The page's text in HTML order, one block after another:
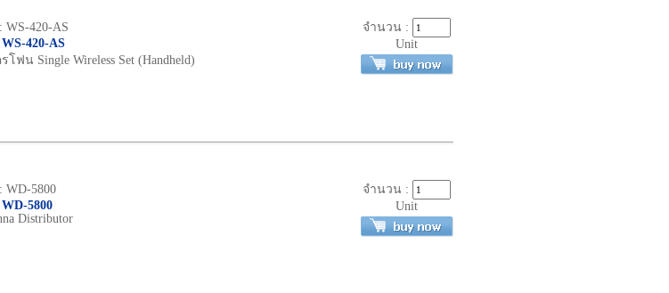
WS-420-AS
420-AS
โฟน Single Wireless Set (Handheld)
จำนวน :
Unit
WD-5800
5800
Distributor
จำนวน :
Unit